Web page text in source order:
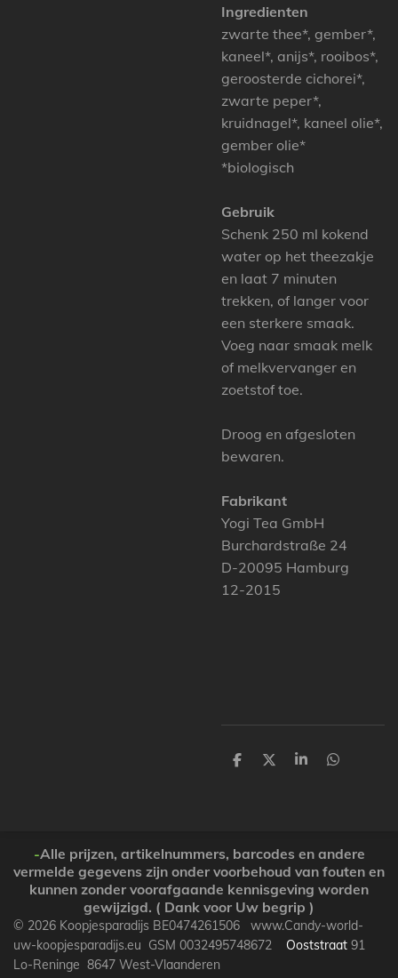
Ingredienten
zwarte thee*, gember*,
kaneel*, anijs*, rooibos*,
geroosterde cichorei*,
zwarte peper*,
kruidnagel*, kaneel olie*,
gember olie*
*biologisch
Gebruik
Schenk 250 ml kokend
water op het theezakje
en laat 7 minuten
trekken, of langer voor
een sterkere smaak.
Voeg naar smaak melk
of melkvervanger en
zoetstof toe.
Droog en afgesloten
bewaren.
Fabrikant
Yogi Tea GmbH
Burchardstraße 24
D-20095 Hamburg
12-2015
P
e
P
e
P
e
P
e
-Alle prijzen, artikelnummers, barcodes en andere
vermelde gegevens zijn onder voorbehoud van fouten en
kunnen zonder voorafgaande kennisgeving worden
gewijzigd. ( Dank voor Uw begrip )
© 2026 Koopjesparadijs BE0474261506 www.Candy-world-
uw-koopjesparadijs.eu GSM 0032495748672 Ooststraat 91
Lo-Reninge 8647 West-Vlaanderen